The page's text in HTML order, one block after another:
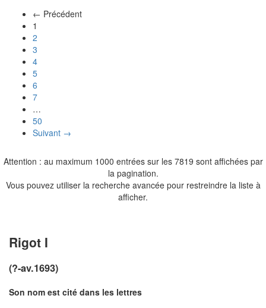
← Précédent
1
2
3
4
5
6
7
…
50
Suivant →
Attention : au maximum 1000 entrées sur les 7819 sont affichées par
la pagination.
Vous pouvez utiliser la recherche avancée pour restreindre la liste à
afficher.
Rigot I
(?-av.1693)
Son nom est cité dans les lettres